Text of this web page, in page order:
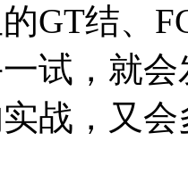
GT结、
试，就
战，又